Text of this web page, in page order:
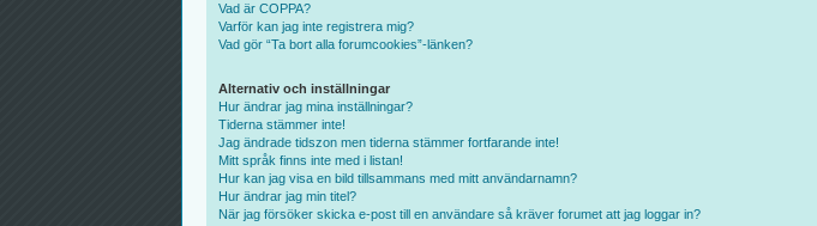
Vad är COPPA?
Varför kan jag inte registrera mig?
Vad gör “Ta bort alla forumcookies”-länken?
Alternativ och inställningar
Hur ändrar jag mina inställningar?
Tiderna stämmer inte!
Jag ändrade tidszon men tiderna stämmer fortfarande inte!
Mitt språk finns inte med i listan!
Hur kan jag visa en bild tillsammans med mitt användarnamn?
Hur ändrar jag min titel?
När jag försöker skicka e-post till en användare så kräver forumet att jag loggar in?